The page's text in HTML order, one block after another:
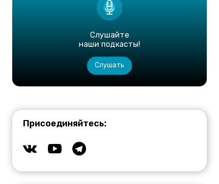
Слушайте
наши подкасты!
Слушать
Присоединяйтесь: